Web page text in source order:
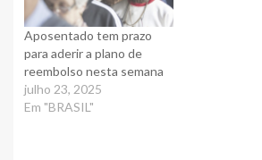
Aposentado tem prazo
para aderir a plano de
reembolso nesta semana
julho 23, 2025
Em "BRASIL"